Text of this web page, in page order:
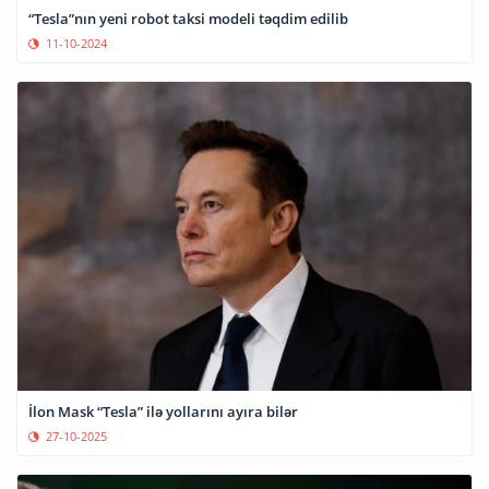
“Tesla”nın yeni robot taksi modeli təqdim edilib
11-10-2024
İlon Mask “Tesla” ilə yollarını ayıra bilər
27-10-2025